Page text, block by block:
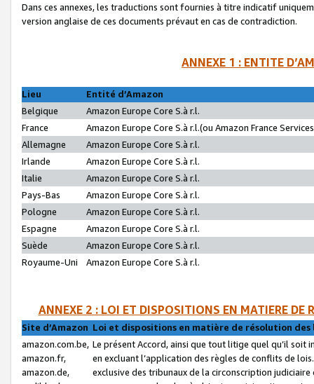
Dans ces annexes, les traductions sont fournies à titre indicatif
version anglaise de ces documents prévaut en cas de contradiction.
ANNEXE 1 : ENTITE
Lieu
Entité d’Amazon
Belgique
Amazon Europe Core S.à r.l.
France
Amazon Europe Core S.à r.l.(ou Amazon France
Allemagne
Amazon Europe Core S.à r.l.
Irlande
Amazon Europe Core S.à r.l.
Italie
Amazon Europe Core S.à r.l.
Pays-Bas
Amazon Europe Core S.à r.l.
Pologne
Amazon Europe Core S.à r.l.
Espagne
Amazon Europe Core S.à r.l.
Suède
Amazon Europe Core S.à r.l.
Royaume-Uni
Amazon Europe Core S.à r.l.
ANNEXE 2 : LOI ET DISPOSITIONS EN MATIERE DE
Site d’Amazon Loi et dispositions en matière de résolution
amazon.com.be,
amazon.fr,
amazon.de,
Le présent Accord, ainsi que tout litige quel qu’il soit
en excluant l’application des règles de conflits de
exclusive des tribunaux de la circonscription